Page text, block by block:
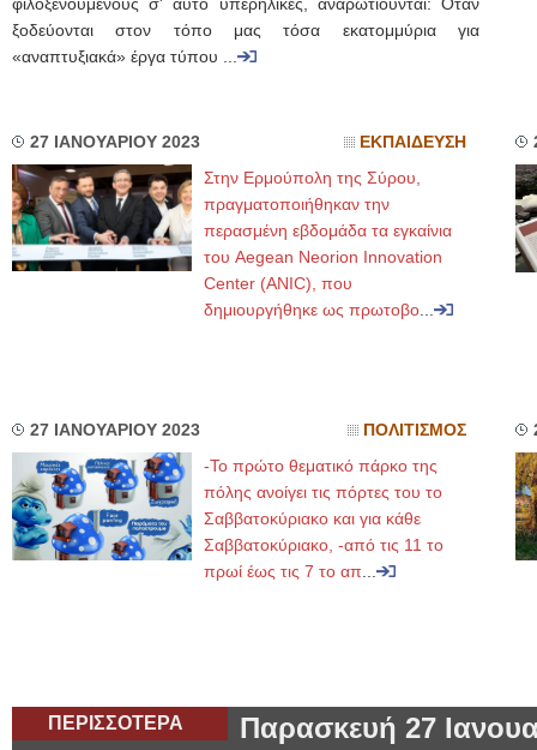
φιλοξενούμενους σ' αυτό υπερήλικες, αναρωτιούνται: Όταν
ξοδεύονται στον τόπο μας τόσα εκατομμύρια για
«αναπτυξιακά» έργα τύπου ...
27 ΙΑΝΟΥΑΡΙΟΥ 2023 ΕΚΠΑΙΔΕΥΣΗ
Στην Ερμούπολη της Σύρου,
πραγματοποιήθηκαν την
περασμένη εβδομάδα τα εγκαίνια
του Aegean Neorion Innovation
Center (ANIC), που
δημιουργήθηκε ως πρωτοβο
27 ΙΑΝΟΥΑΡΙΟΥ 2023 ΠΟΛΙΤΙΣΜΟΣ
-Το πρώτο θεματικό πάρκο της
πόλης ανοίγει τις πόρτες του το
Σαββατοκύριακο και για κάθε
Σαββατοκύριακο, -από τις 11 το
πρωί έως τις 7 το απ
ΠΕΡΙΣΣΟΤΕΡΑ Παρασκευή 27